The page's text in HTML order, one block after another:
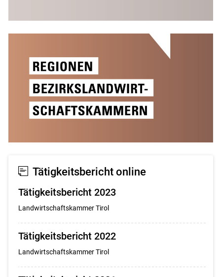
Tätigkeitsbericht online
Tätigkeitsbericht 2023
Landwirtschaftskammer Tirol
Tätigkeitsbericht 2022
Landwirtschaftskammer Tirol